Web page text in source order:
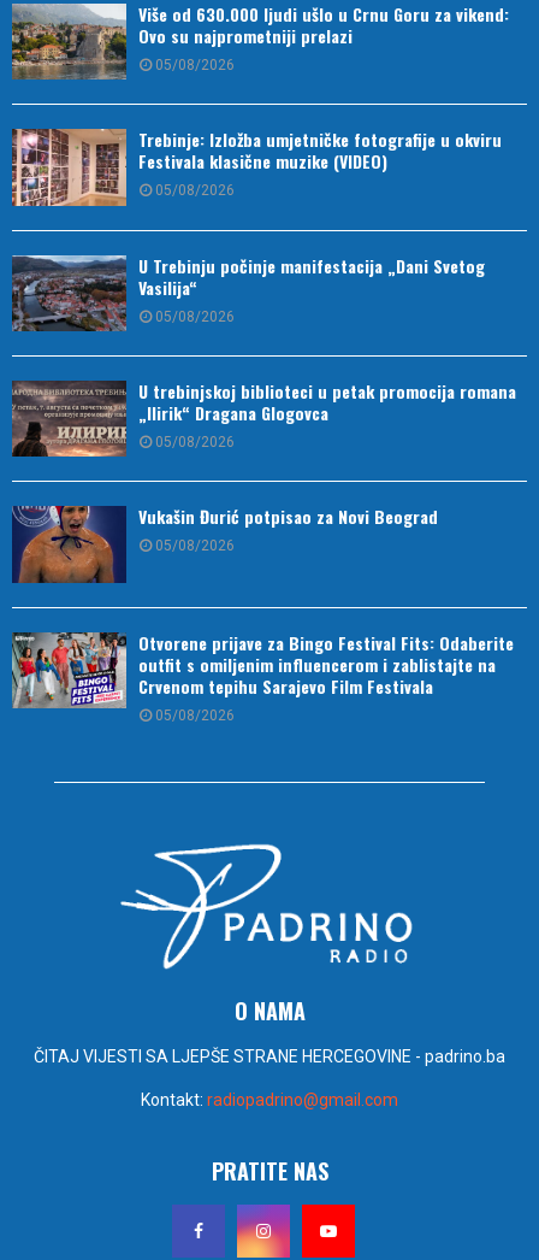
Više od 630.000 ljudi ušlo u Crnu Goru za vikend:
Ovo su najprometniji prelazi
05/08/2026
Trebinje: Izložba umjetničke fotografije u okviru
Festivala klasične muzike (VIDEO)
05/08/2026
U Trebinju počinje manifestacija „Dani Svetog
Vasilija“
05/08/2026
U trebinjskoj biblioteci u petak promocija romana
„Ilirik“ Dragana Glogovca
05/08/2026
Vukašin Đurić potpisao za Novi Beograd
05/08/2026
Otvorene prijave za Bingo Festival Fits: Odaberite
outfit s omiljenim influencerom i zablistajte na
Crvenom tepihu Sarajevo Film Festivala
05/08/2026
O NAMA
ČITAJ VIJESTI SA LJEPŠE STRANE HERCEGOVINE - padrino.ba
Kontakt: radiopadrino@gmail.com
PRATITE NAS